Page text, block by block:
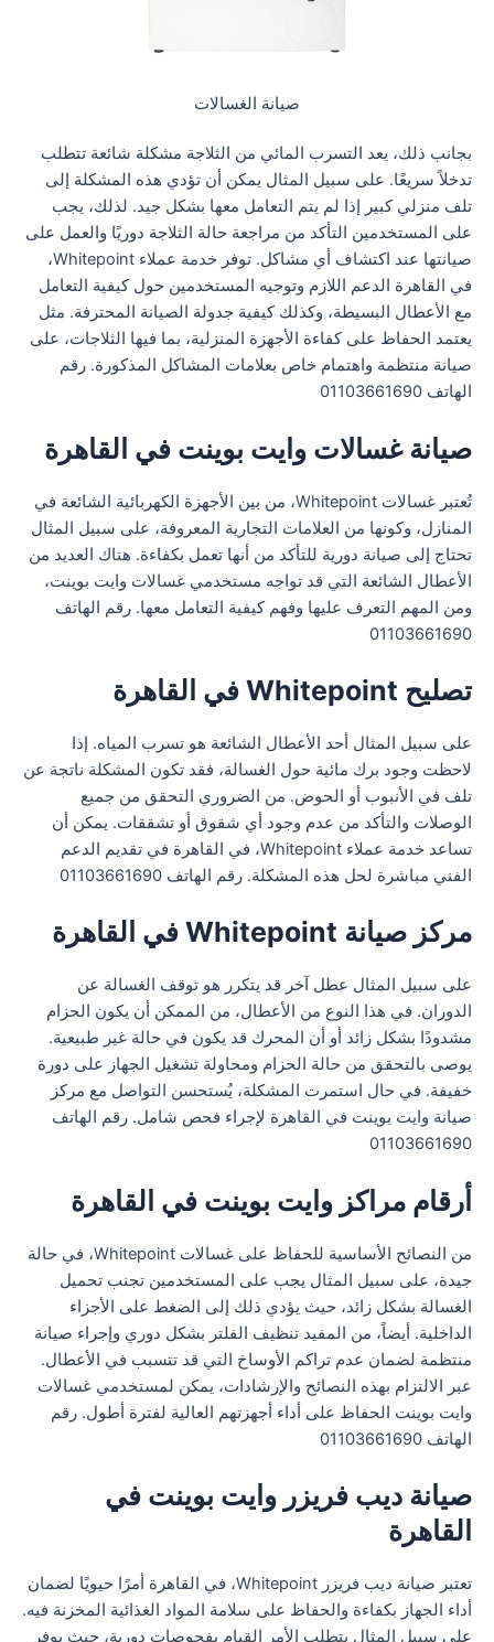
صيانة الغسالات
بجانب ذلك، يعد التسرب المائي من الثلاجة مشكلة شائعة تتطلب
تدخلاً سريعًا. على سبيل المثال يمكن أن تؤدي هذه المشكلة إلى
تلف منزلي كبير إذا لم يتم التعامل معها بشكل جيد. لذلك، يجب
على المستخدمين التأكد من مراجعة حالة الثلاجة دوريًا والعمل على
صيانتها عند اكتشاف أي مشاكل. توفر خدمة عملاء Whitepoint،
في القاهرة الدعم اللازم وتوجيه المستخدمين حول كيفية التعامل
مع الأعطال البسيطة، وكذلك كيفية جدولة الصيانة المحترفة. مثل
يعتمد الحفاظ على كفاءة الأجهزة المنزلية، بما فيها الثلاجات، على
صيانة منتظمة واهتمام خاص بعلامات المشاكل المذكورة. رقم
الهاتف 01103661690
صيانة غسالات وايت بوينت في القاهرة
تُعتبر غسالات Whitepoint، من بين الأجهزة الكهربائية الشائعة في
المنازل، وكونها من العلامات التجارية المعروفة، على سبيل المثال
تحتاج إلى صيانة دورية للتأكد من أنها تعمل بكفاءة. هناك العديد من
الأعطال الشائعة التي قد تواجه مستخدمي غسالات وايت بوينت،
ومن المهم التعرف عليها وفهم كيفية التعامل معها. رقم الهاتف
01103661690
تصليح Whitepoint في القاهرة
على سبيل المثال أحد الأعطال الشائعة هو تسرب المياه. إذا
لاحظت وجود برك مائية حول الغسالة، فقد تكون المشكلة ناتجة عن
تلف في الأنبوب أو الحوض. من الضروري التحقق من جميع
الوصلات والتأكد من عدم وجود أي شقوق أو تشققات. يمكن أن
تساعد خدمة عملاء Whitepoint، في القاهرة في تقديم الدعم
الفني مباشرة لحل هذه المشكلة. رقم الهاتف 01103661690
مركز صيانة Whitepoint في القاهرة
على سبيل المثال عطل آخر قد يتكرر هو توقف الغسالة عن
الدوران. في هذا النوع من الأعطال، من الممكن أن يكون الحزام
مشدودًا بشكل زائد أو أن المحرك قد يكون في حالة غير طبيعية.
يوصى بالتحقق من حالة الحزام ومحاولة تشغيل الجهاز على دورة
خفيفة. في حال استمرت المشكلة، يُستحسن التواصل مع مركز
صيانة وايت بوينت في القاهرة لإجراء فحص شامل. رقم الهاتف
01103661690
أرقام مراكز وايت بوينت في القاهرة
من النصائح الأساسية للحفاظ على غسالات Whitepoint، في حالة
جيدة، على سبيل المثال يجب على المستخدمين تجنب تحميل
الغسالة بشكل زائد، حيث يؤدي ذلك إلى الضغط على الأجزاء
الداخلية. أيضاً، من المفيد تنظيف الفلتر بشكل دوري وإجراء صيانة
منتظمة لضمان عدم تراكم الأوساخ التي قد تتسبب في الأعطال.
عبر الالتزام بهذه النصائح والإرشادات، يمكن لمستخدمي غسالات
وايت بوينت الحفاظ على أداء أجهزتهم العالية لفترة أطول. رقم
الهاتف 01103661690
صيانة ديب فريزر وايت بوينت في
القاهرة
تعتبر صيانة ديب فريزر Whitepoint، في القاهرة أمرًا حيويًا لضمان
أداء الجهاز بكفاءة والحفاظ على سلامة المواد الغذائية المخزنة فيه.
على سبيل المثال يتطلب الأمر القيام بفحوصات دورية، حيث يوفر